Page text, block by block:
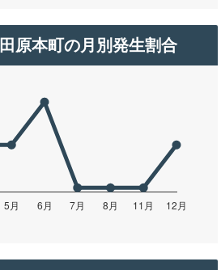
原本町の月別発生割合